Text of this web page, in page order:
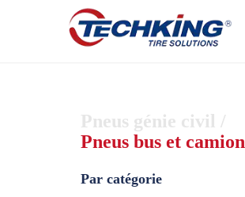
Pneus génie civil /
Pneus bus et camion
Par catégorie